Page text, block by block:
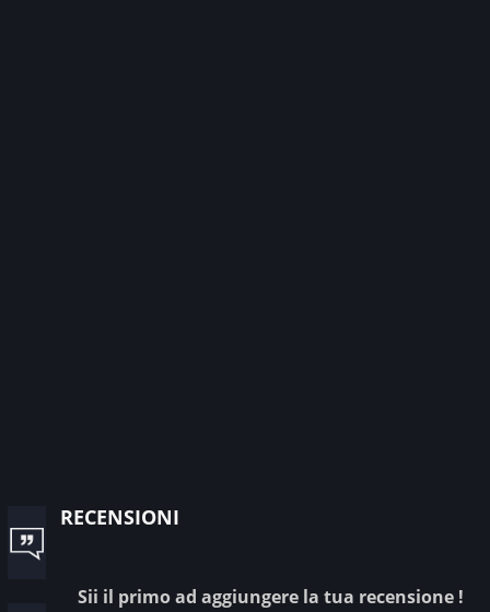
recensioni
Sii il primo ad aggiungere la tua recensione !